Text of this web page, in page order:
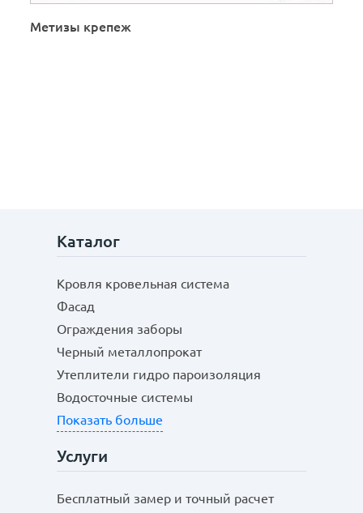
Метизы крепеж
Каталог
Кровля кровельная система
Фасад
Ограждения заборы
Черный металлопрокат
Утеплители гидро пароизоляция
Водосточные системы
Показать больше
Услуги
Бесплатный замер и точный расчет